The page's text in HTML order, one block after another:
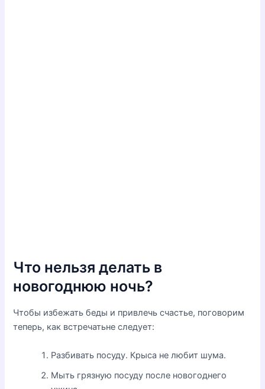
Что нельзя делать в
новогоднюю ночь?
Чтобы избежать беды и привлечь счастье, поговорим
теперь, как встречатьне следует:
Разбивать посуду. Крыса не любит шума.
Мыть грязную посуду после новогоднего